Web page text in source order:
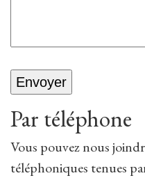
Par téléphone
Vous pouvez nous
téléphoniques tenues